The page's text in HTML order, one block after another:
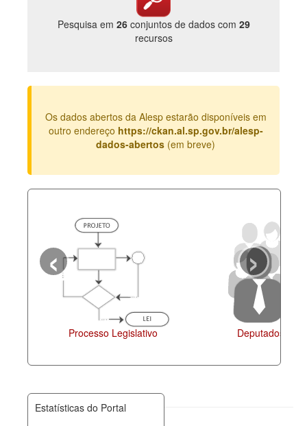
Catálogo de dados
Legislação
Perguntas frequentes
Pesquisa em 26conjuntos de dados com 29
recursos
Os dados abertos da Alesp estarão disponíveis em
outro endereço https://ckan.al.sp.gov.br/alesp-
dados-abertos (em breve)
Processo Legislativo Deputados
‹ ›
Estatísticas do Portal